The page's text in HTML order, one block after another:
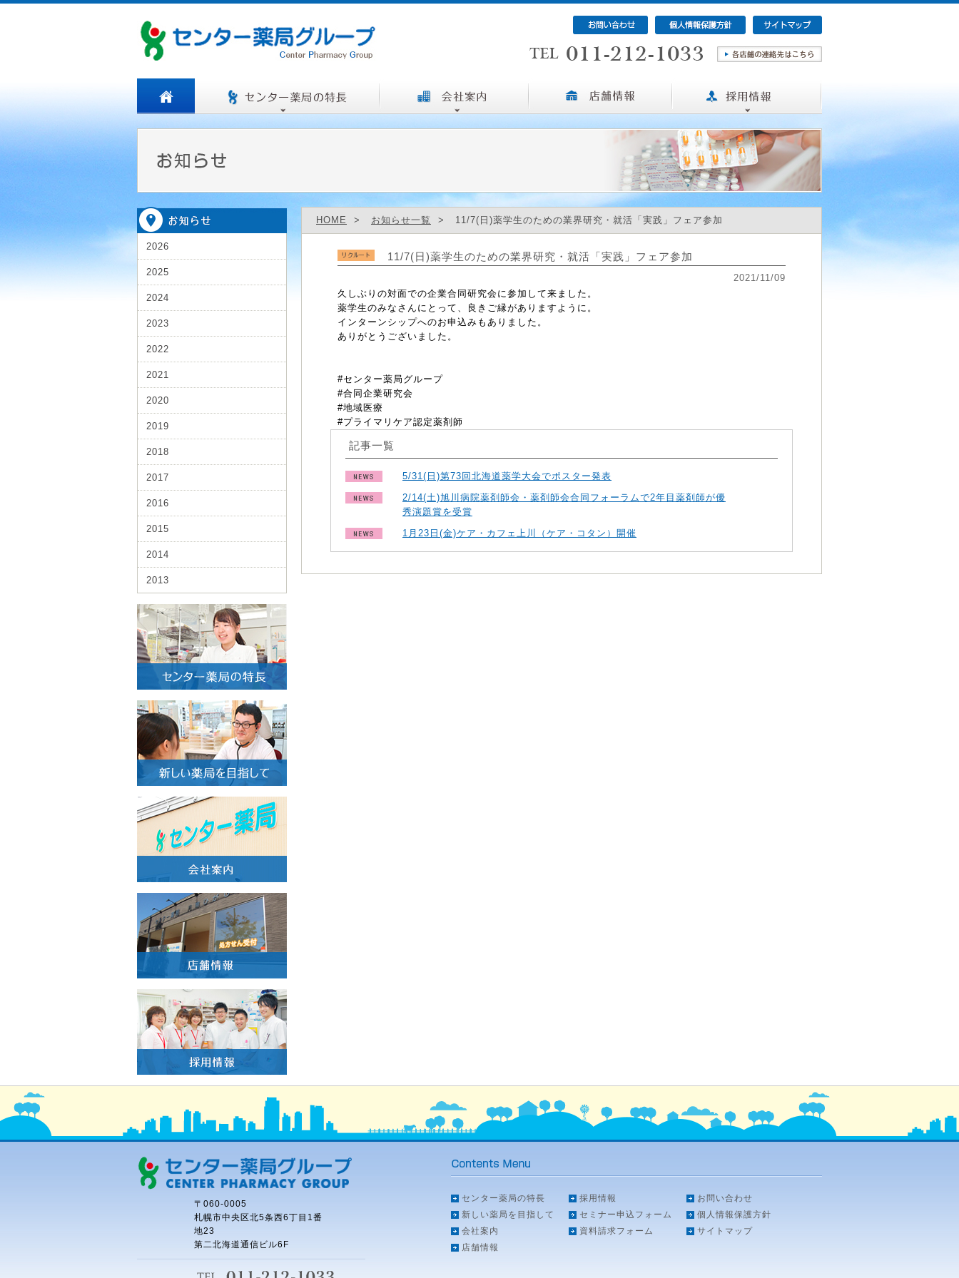
2026
2025
2024
2023
2022
2021
2020
2019
2018
2017
2016
2015
2014
2013
HOME > お知らせ一覧 > 11/7(日)薬学生のための業界研究・就活「実践」フェア参加
11/7(日)薬学生のための業界研究・就活「実践」フェア参加
2021/11/09
久しぶりの対面での企業合同研究会に参加して来ました。
薬学生のみなさんにとって、良きご縁がありますように。
インターンシップへのお申込みもありました。
ありがとうございました。
#センター薬局グループ
#合同企業研究会
#地域医療
#プライマリケア認定薬剤師
記事一覧
5/31(日)第73回北海道薬学大会でポスター発表
2/14(土)旭川病院薬剤師会・薬剤師会合同フォーラムで2年目薬剤師が優
秀演題賞を受賞
1月23日(金)ケア・カフェ上川（ケア・コタン）開催
〒060-0005
札幌市中央区北5条西6丁目1番
地23
第二北海道通信ビル6F
センター薬局の特長
新しい薬局を目指して
会社案内
店舗情報
採用情報
セミナー申込フォーム
資料請求フォーム
お問い合わせ
個人情報保護方針
サイトマップ